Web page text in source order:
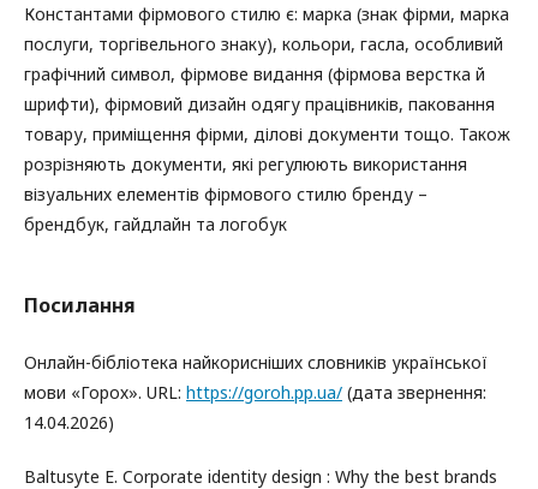
Константами фірмового стилю є: марка (знак фірми, марка
послуги, торгівельного знаку), кольори, гасла, особливий
графічний символ, фірмове видання (фірмова верстка й
шрифти), фірмовий дизайн одягу працівників, паковання
товару, приміщення фірми, ділові документи тощо. Також
розрізняють документи, які регулюють використання
візуальних елементів фірмового стилю бренду –
брендбук, гайдлайн та логобук
Посилання
Онлайн-бібліотека найкорисніших словників української
мови «Горох». URL: https://goroh.pp.ua/ (дата звернення:
14.04.2026)
Baltusyte E. Corporate identity design : Why the best brands